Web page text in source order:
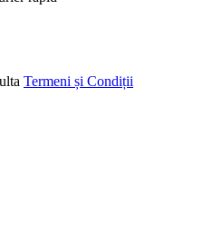
Termeni și Condiții